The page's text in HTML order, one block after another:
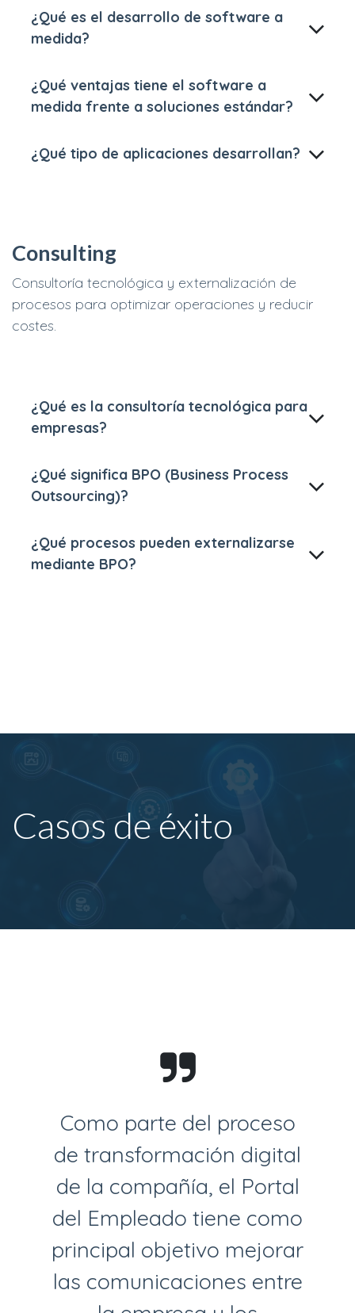
¿Qué es el desarrollo de software a
medida?
¿Qué ventajas tiene el software a
medida frente a soluciones estándar?
¿Qué tipo de aplicaciones desarrollan?
Consulting
Consultoría tecnológica y externalización de
procesos para optimizar operaciones y reducir
costes.
¿Qué es la consultoría tecnológica para
empresas?
¿Qué significa BPO (Business Process
Outsourcing)?
¿Qué procesos pueden externalizarse
mediante BPO?
Casos de éxito
Como parte del proceso
de transformación digital
de la compañía, el Portal
del Empleado tiene como
principal objetivo mejorar
las comunicaciones entre